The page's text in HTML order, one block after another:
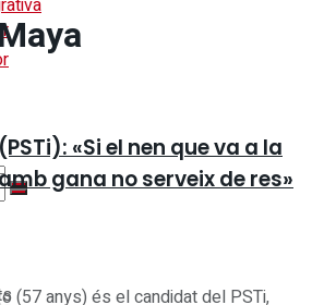
«Si el nen que va a la
gana no serveix de res»
(57 anys) és el candidat del PSTi,